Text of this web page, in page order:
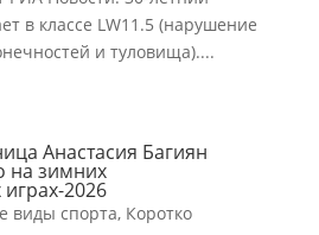
в классе LW11.5 (нарушение
и туловища)....
Анастасия Багиян
на зимних
2026
виды спорта, Коротко